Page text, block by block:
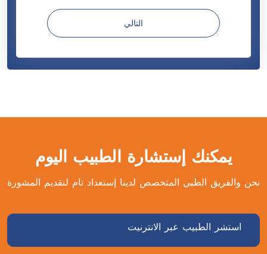
يمكنك إستشارة الطبيب اليوم
نحن والفريق الطبي المتخصص لدينا إستعداد تام لتقديم المشورة
استشر الطبيب عبر الانترنيت